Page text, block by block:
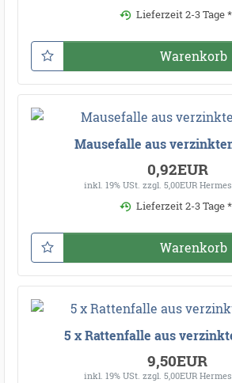
Lieferzeit 2-3 Tage
Warenkorb
Mausefalle aus
0,92EUR
inkl. 19% USt. zzgl. 5,00EUR
Lieferzeit 2-3 Tage
Warenkorb
5 x Rattenfalle aus
9,50EUR
inkl. 19% USt. zzgl. 5,00EUR